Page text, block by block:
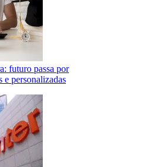
futuro passa por
e personalizadas